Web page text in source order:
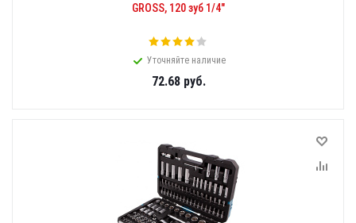
GROSS, 120 зуб 1/4"
Уточняйте наличие
72.68руб.